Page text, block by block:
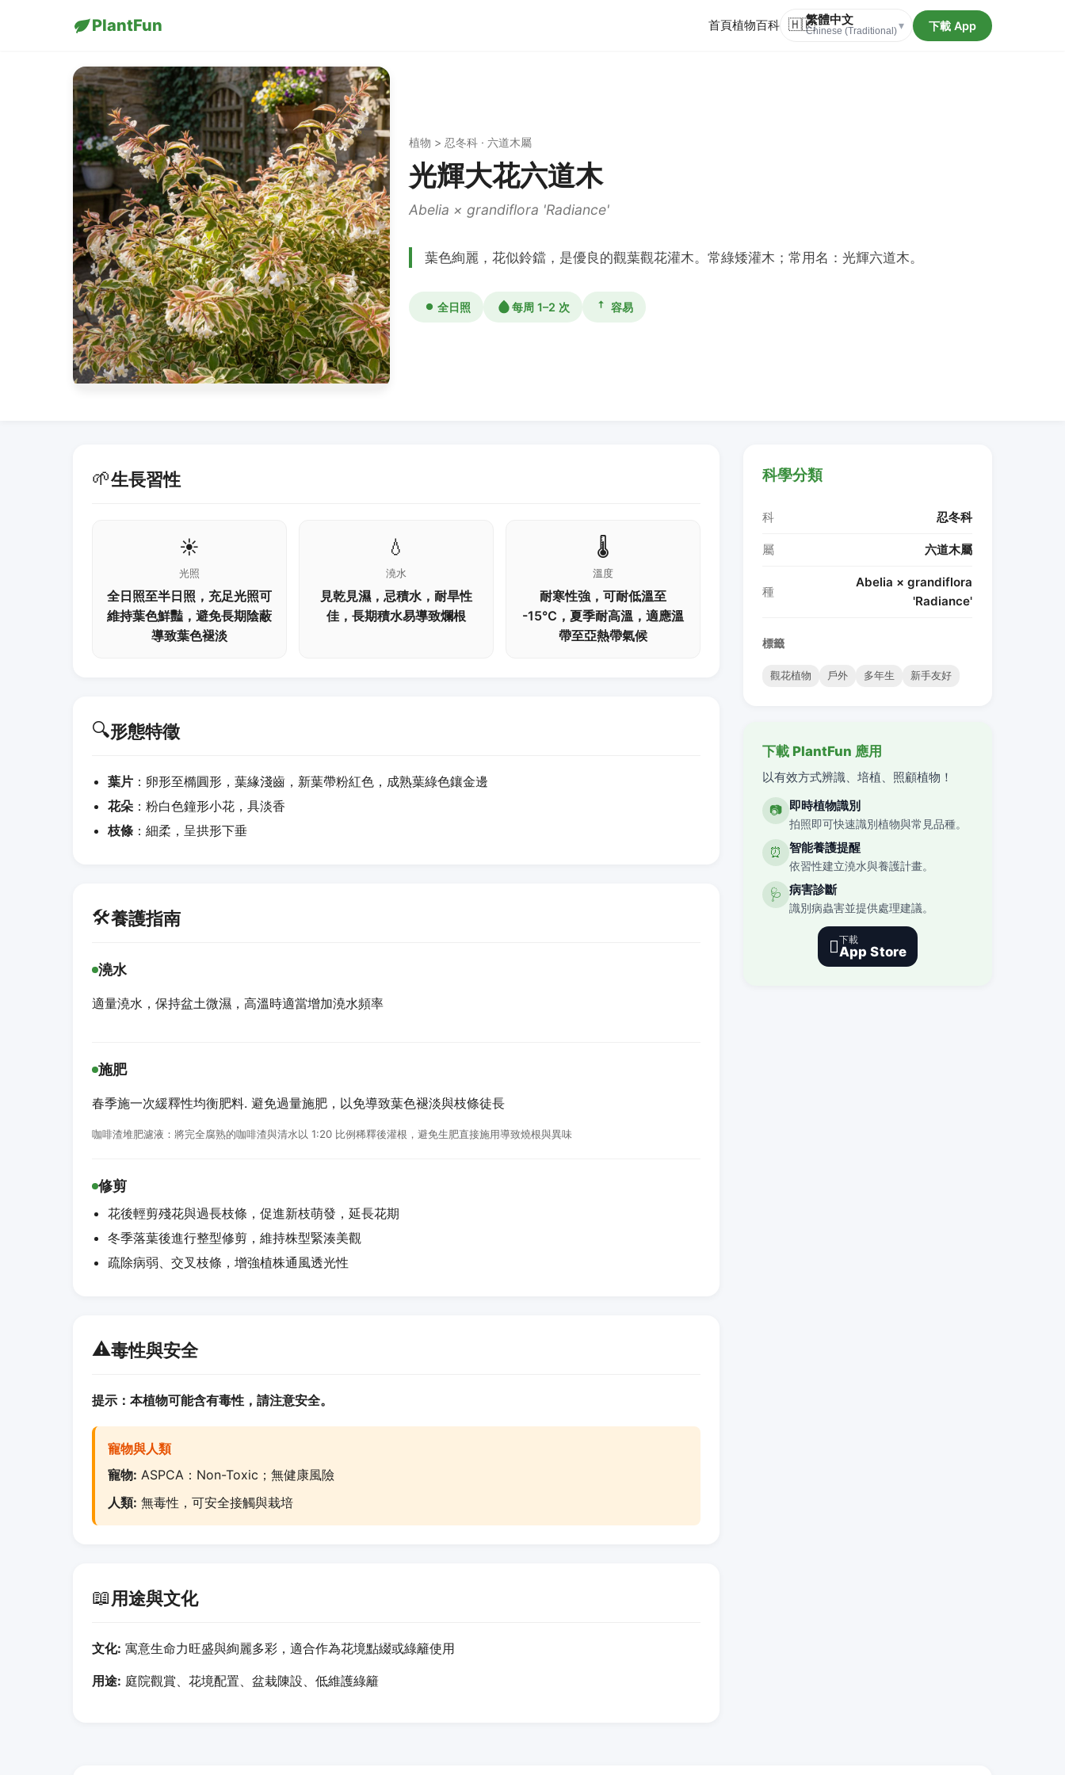
PlantFun 首頁植物百科 🇭🇰繁體中文
Chinese (Traditional)▾ 下載 App
植物 > 忍冬科 · 六道木屬
光輝大花六道木
Abelia × grandiflora 'Radiance'
葉色絢麗，花似鈴鐺，是優良的觀葉觀花灌木。常綠矮灌木；常用名：光輝六道木。
全日照 每周 1–2 次 容易
🌱生長習性
☀️
光照
全日照至半日照，充足光照可
維持葉色鮮豔，避免長期陰蔽
導致葉色褪淡
💧
澆水
見乾見濕，忌積水，耐旱性
佳，長期積水易導致爛根
🌡️
溫度
耐寒性強，可耐低溫至
-15℃，夏季耐高溫，適應溫
帶至亞熱帶氣候
🔍形態特徵
葉片 ：卵形至橢圓形，葉緣淺齒，新葉帶粉紅色，成熟葉綠色鑲金邊
花朵 ：粉白色鐘形小花，具淡香
枝條 ：細柔，呈拱形下垂
🛠️養護指南
澆水
適量澆水，保持盆土微濕，高溫時適當增加澆水頻率
施肥
春季施一次緩釋性均衡肥料. 避免過量施肥，以免導致葉色褪淡與枝條徒長
咖啡渣堆肥濾液：將完全腐熟的咖啡渣與清水以 1:20 比例稀釋後灌根，避免生肥直接施用導致燒根與異味
修剪
花後輕剪殘花與過長枝條，促進新枝萌發，延長花期
冬季落葉後進行整型修剪，維持株型緊湊美觀
疏除病弱、交叉枝條，增強植株通風透光性
⚠️毒性與安全
提示：本植物可能含有毒性，請注意安全。
寵物與人類
寵物: ASPCA：Non-Toxic；無健康風險
人類: 無毒性，可安全接觸與栽培
📖用途與文化
文化: 寓意生命力旺盛與絢麗多彩，適合作為花境點綴或綠籬使用
用途: 庭院觀賞、花境配置、盆栽陳設、低維護綠籬
科學分類
科 忍冬科
屬 六道木屬
種
Abelia × grandiflora
'Radiance'
標籤
觀花植物 戶外 多年生 新手友好
下載 PlantFun 應用
以有效方式辨識、培植、照顧植物！
📷 即時植物識別
拍照即可快速識別植物與常見品種。
⏰ 智能養護提醒
依習性建立澆水與養護計畫。
🩺 病害診斷
識別病蟲害並提供處理建議。
下載
App Store